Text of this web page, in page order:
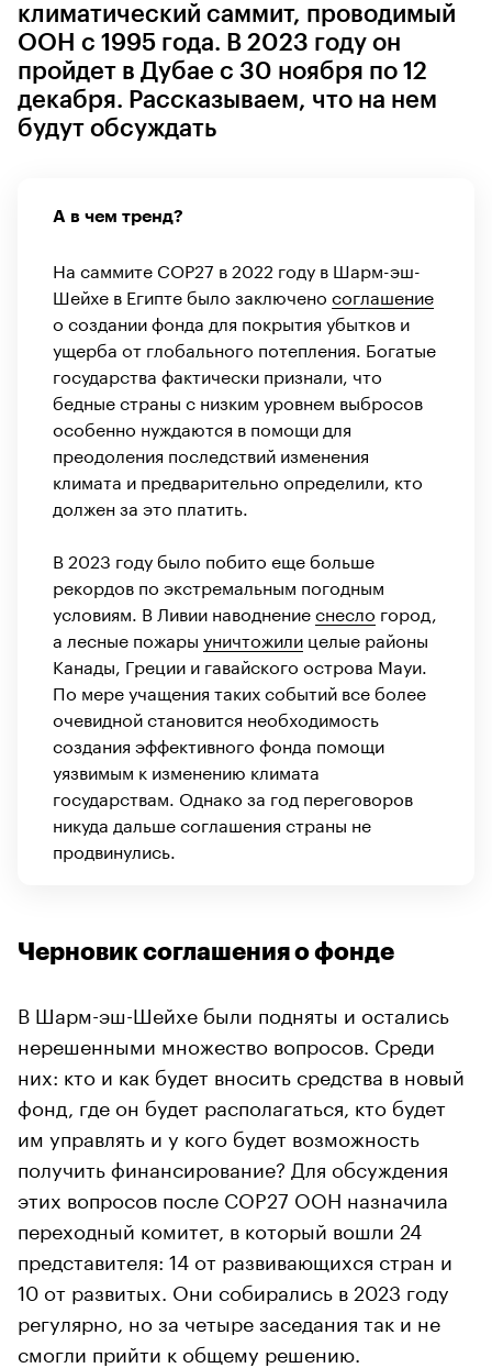
климатический саммит, проводимый
ООН с 1995 года. В 2023 году он
пройдет в Дубае с 30 ноября по 12
декабря. Рассказываем, что на нем
будут обсуждать
А в чем тренд?
На саммите COP27 в 2022 году в Шарм-эш-
Шейхе в Египте было заключено соглашение
о создании фонда для покрытия убытков и
ущерба от глобального потепления. Богатые
государства фактически признали, что
бедные страны с низким уровнем выбросов
особенно нуждаются в помощи для
преодоления последствий изменения
климата и предварительно определили, кто
должен за это платить.
В 2023 году было побито еще больше
рекордов по экстремальным погодным
условиям. В Ливии наводнениеснесло город,
а лесные пожары уничтожили целые районы
Канады, Греции и гавайского острова Мауи.
По мере учащения таких событий все более
очевидной становится необходимость
создания эффективного фонда помощи
уязвимым к изменению климата
государствам. Однако за год переговоров
никуда дальше соглашения страны не
продвинулись.
Черновик соглашения о фонде
В Шарм-эш-Шейхе были подняты и остались
нерешенными множество вопросов. Среди
них: кто и как будет вносить средства в новый
фонд, где он будет располагаться, кто будет
им управлять и у кого будет возможность
получить финансирование? Для обсуждения
этих вопросов после COP27 ООН назначила
переходный комитет, в который вошли 24
представителя: 14 от развивающихся стран и
10 от развитых. Они собирались в 2023 году
регулярно, но за четыре заседания так и не
смогли прийти к общему решению.